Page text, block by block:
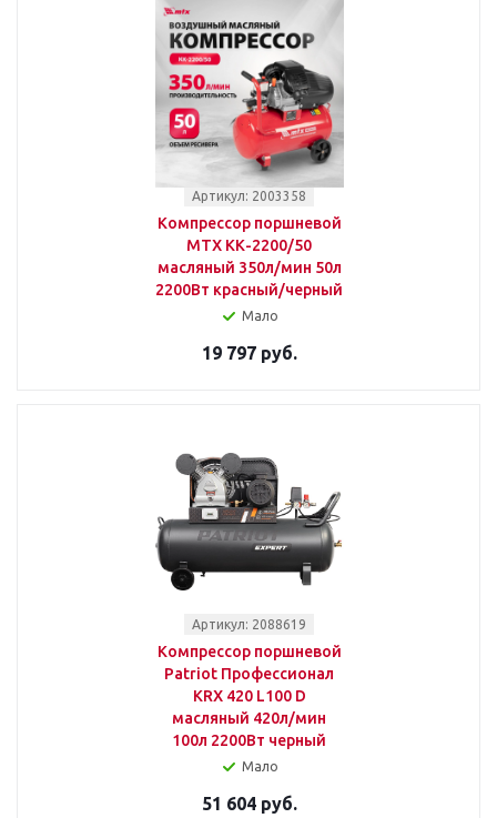
Артикул: 2003358
Компрессор поршневой
MTX КК-2200/50
масляный 350л/мин 50л
2200Вт красный/черный
Мало
19 797 руб.
Артикул: 2088619
Компрессор поршневой
Patriot Профессионал
KRX 420 L100 D
масляный 420л/мин
100л 2200Вт черный
Мало
51 604 руб.